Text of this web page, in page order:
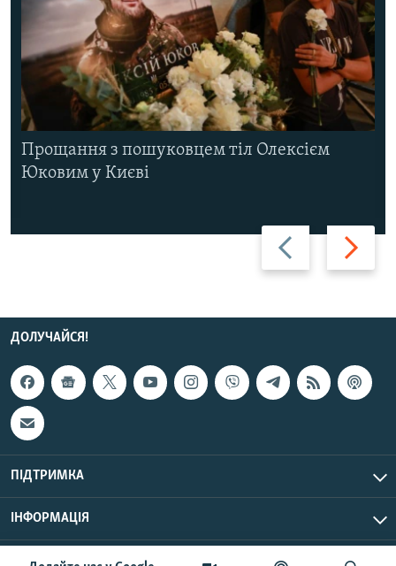
Назад Вперед
Прощання з пошуковцем тіл Олексієм
Юковим у Києві
ДОЛУЧАЙСЯ!
ПІДТРИМКА
ІНФОРМАЦІЯ